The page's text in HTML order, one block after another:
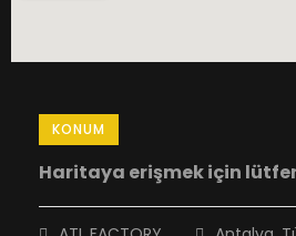
KONUM
Haritaya erişmek için